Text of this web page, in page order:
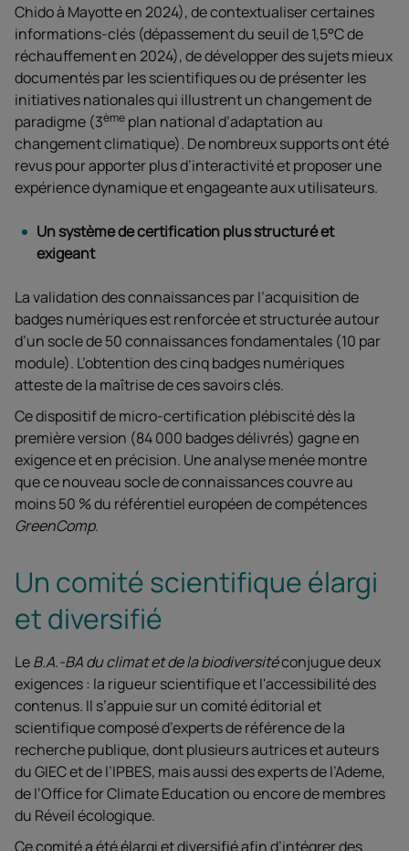
Chido à Mayotte en 2024), de contextualiser certaines
informations-clés (dépassement du seuil de 1,5°C de
réchauffement en 2024), de développer des sujets mieux
documentés par les scientifiques ou de présenter les
initiatives nationales qui illustrent un changement de
paradigme (3ème plan national d’adaptation au
changement climatique). De nombreux supports ont été
revus pour apporter plus d’interactivité et proposer une
expérience dynamique et engageante aux utilisateurs.
Un système de certification plus structuré et
exigeant
La validation des connaissances par l’acquisition de
badges numériques est renforcée et structurée autour
d’un socle de 50 connaissances fondamentales (10 par
module). L’obtention des cinq badges numériques
atteste de la maîtrise de ces savoirs clés.
Ce dispositif de micro-certification plébiscité dès la
première version (84 000 badges délivrés) gagne en
exigence et en précision. Une analyse menée montre
que ce nouveau socle de connaissances couvre au
moins 50 % du référentiel européen de compétences
GreenComp.
Un comité scientifique élargi
et diversifié
LeB.A.-BA du climat et de la biodiversitéconjugue deux
exigences : la rigueur scientifique et l'accessibilité des
contenus. Il s’appuie sur un comité éditorial et
scientifique composé d’experts de référence de la
recherche publique, dont plusieurs autrices et auteurs
du GIEC et de l’IPBES, mais aussi des experts de l’Ademe,
de l’Office for Climate Education ou encore de membres
du Réveil écologique.
Ce comité a été élargi et diversifié afin d’intégrer des